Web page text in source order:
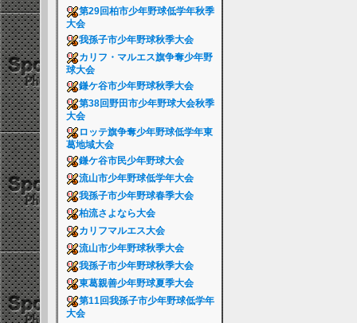
第29回柏市少年野球低学年秋季
大会
我孫子市少年野球秋季大会
カリフ・マルエス旗争奪少年野
球大会
鎌ケ谷市少年野球秋季大会
第38回野田市少年野球大会秋季
大会
ロッテ旗争奪少年野球低学年東
葛地域大会
鎌ケ谷市民少年野球大会
流山市少年野球低学年大会
我孫子市少年野球春季大会
柏流さよなら大会
カリフマルエス大会
流山市少年野球秋季大会
我孫子市少年野球秋季大会
東葛親善少年野球夏季大会
第11回我孫子市少年野球低学年
大会